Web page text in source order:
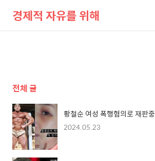
경제적 자유를 위해
전체 글
황철순 여성 폭행혐의로 재판중
2024.05.23